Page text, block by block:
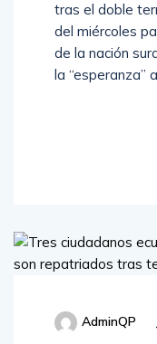
tras el doble
del miércoles
de la nación
la
AdminQP